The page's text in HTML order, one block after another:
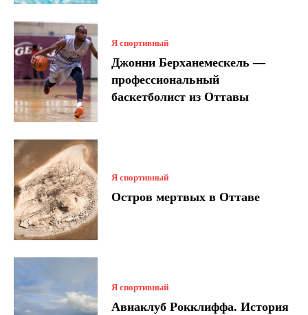
Я спортивный
Джонни Берханемескель —
профессиональный
баскетболист из Оттавы
Я спортивный
Остров мертвых в Оттаве
Я спортивный
Авиаклуб Рокклиффа. История